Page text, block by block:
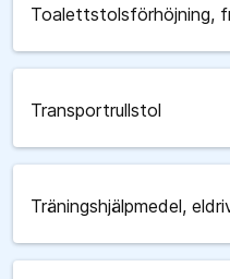
Toalettstolsförhöjning,
Transportrullstol
Träningshjälpmedel,